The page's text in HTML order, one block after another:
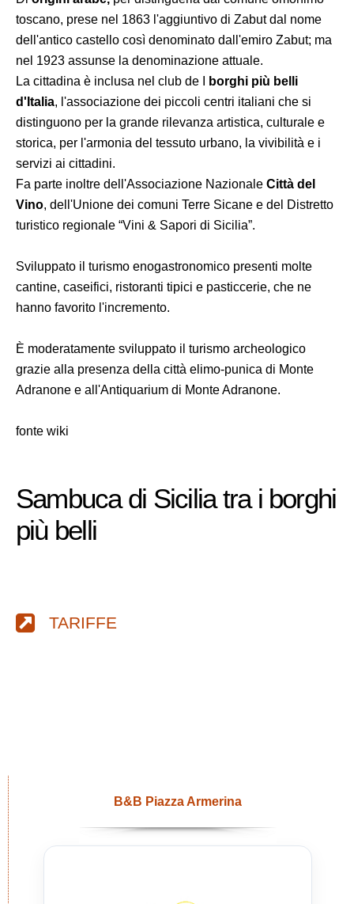
toscano, prese nel 1863 l'aggiuntivo di Zabut dal nome
dell'antico castello così denominato dall'emiro Zabut; ma
nel 1923 assunse la denominazione attuale.
La cittadina è inclusa nel club de I
borghi più belli
d'Italia, l'associazione dei piccoli centri italiani che si
distinguono per la grande rilevanza artistica, culturale e
storica, per l'armonia del tessuto urbano, la vivibilità e i
servizi ai cittadini.
Fa parte inoltre dell'Associazione Nazionale Città del
Vino, dell'Unione dei comuni Terre Sicane e del Distretto
turistico regionale “Vini & Sapori di Sicilia”.
Sviluppato il turismo enogastronomico presenti molte
cantine, caseifici, ristoranti tipici e pasticcerie, che ne
hanno favorito l'incremento.
È moderatamente sviluppato il turismo archeologico
grazie alla presenza della città elimo-punica di Monte
Adranone e all'Antiquarium di Monte Adranone.
fonte wiki
Sambuca di Sicilia tra i borghi
più belli
TARIFFE
B&B Piazza Armerina